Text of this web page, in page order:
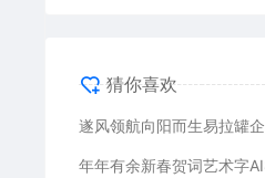
猜你喜欢